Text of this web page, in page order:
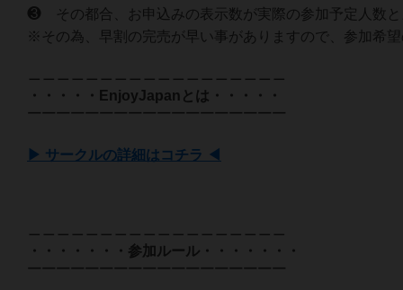
❸ その都合、お申込みの表示数が実際の参加予定人数と
※その為、早割の完売が早い事がありますので、参加希
・・・・・EnjoyJapanとは・・・・・
￣￣￣￣￣￣￣￣￣￣￣￣￣￣￣￣￣￣
▶ サークルの詳細はコチラ ◀
・・・・・・・参加ルール・・・・・・・
￣￣￣￣￣￣￣￣￣￣￣￣￣￣￣￣￣￣